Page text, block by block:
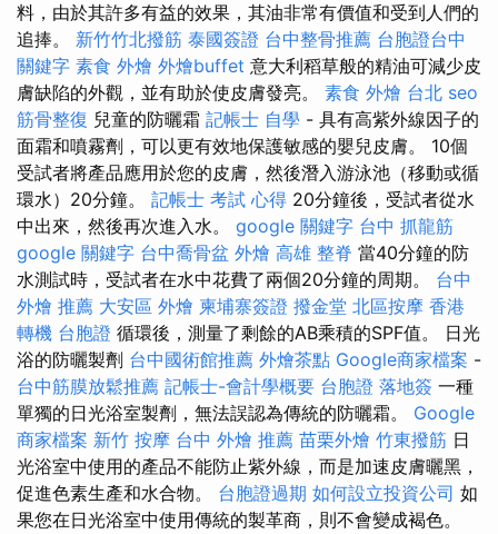
料，由於其許多有益的效果，其油非常有價值和受到人們的
追捧。 新竹竹北撥筋 泰國簽證 台中整骨推薦 台胞證台中
關鍵字 素食 外燴 外燴buffet 意大利稻草般的精油可減少皮
膚缺陷的外觀，並有助於使皮膚發亮。 素食 外燴 台北 seo
筋骨整復 兒童的防曬霜 記帳士 自學 - 具有高紫外線因子的
面霜和噴霧劑，可以更有效地保護敏感的嬰兒皮膚。 10個
受試者將產品應用於您的皮膚，然後潛入游泳池（移動或循
環水）20分鐘。 記帳士 考試 心得 20分鐘後，受試者從水
中出來，然後再次進入水。 google 關鍵字 台中 抓龍筋
google 關鍵字 台中喬骨盆 外燴 高雄 整脊 當40分鐘的防
水測試時，受試者在水中花費了兩個20分鐘的周期。 台中
外燴 推薦 大安區 外燴 柬埔寨簽證 撥金堂 北區按摩 香港
轉機 台胞證 循環後，測量了剩餘的AB乘積的SPF值。 日光
浴的防曬製劑 台中國術館推薦 外燴茶點 Google商家檔案 -
台中筋膜放鬆推薦 記帳士-會計學概要 台胞證 落地簽 一種
單獨的日光浴室製劑，無法誤認為傳統的防曬霜。 Google
商家檔案 新竹 按摩 台中 外燴 推薦 苗栗外燴 竹東撥筋 日
光浴室中使用的產品不能防止紫外線，而是加速皮膚曬黑，
促進色素生產和水合物。 台胞證過期 如何設立投資公司 如
果您在日光浴室中使用傳統的製革商，則不會變成褐色。